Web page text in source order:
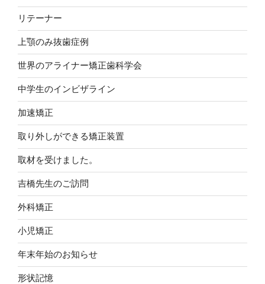
リテーナー
上顎のみ抜歯症例
世界のアライナー矯正歯科学会
中学生のインビザライン
加速矯正
取り外しができる矯正装置
取材を受けました。
吉橋先生のご訪問
外科矯正
小児矯正
年末年始のお知らせ
形状記憶